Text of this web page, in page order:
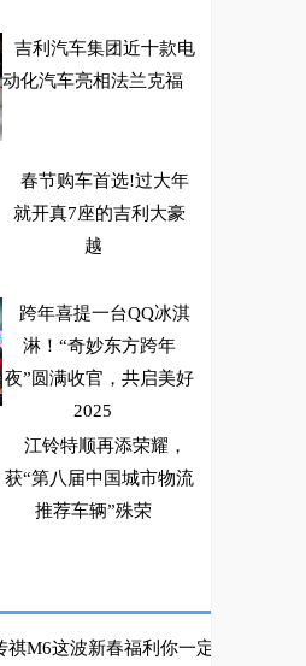
吉利汽车集团近十款电
动化汽车亮相法兰克福
春节购车首选!过大年
就开真7座的吉利大豪
越
跨年喜提一台QQ冰淇
淋！“奇妙东方跨年
夜”圆满收官，共启美好
2025
江铃特顺再添荣耀，
获“第八届中国城市物流
推荐车辆”殊荣
A只需要一瞬间